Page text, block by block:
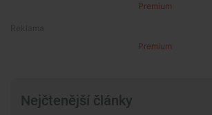
Premium
Premium
Nejčtenější články